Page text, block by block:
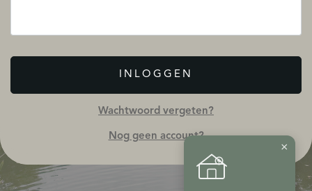
INLOGGEN
Wachtwoord vergeten?
Nog geen account?
×